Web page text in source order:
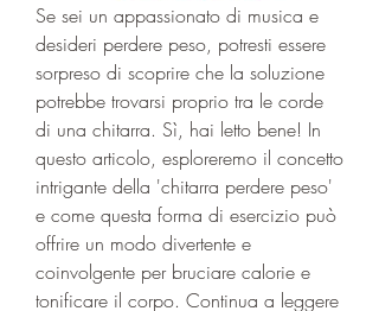
Se sei un appassionato di musica e
desideri perdere peso, potresti essere
sorpreso di scoprire che la soluzione
potrebbe trovarsi proprio tra le corde
di una chitarra. Sì, hai letto bene! In
questo articolo, esploreremo il concetto
intrigante della 'chitarra perdere peso'
e come questa forma di esercizio può
offrire un modo divertente e
coinvolgente per bruciare calorie e
tonificare il corpo. Continua a leggere